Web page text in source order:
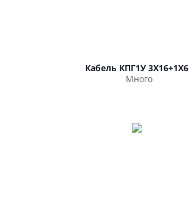
Кабель КПГ1У 3Х16+1Х6
Много